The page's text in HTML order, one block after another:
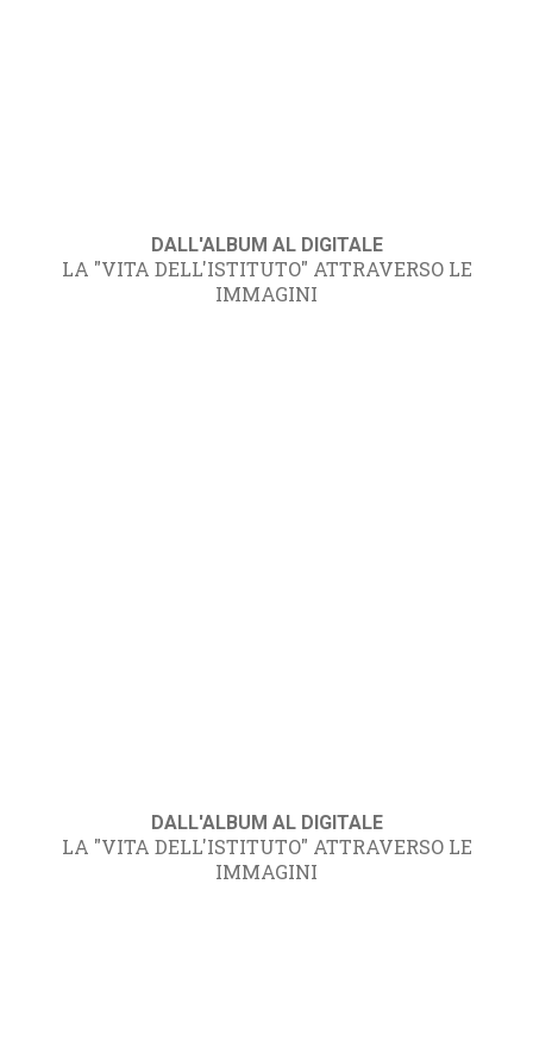
DALL'ALBUM AL DIGITALE
LA "VITA DELL'ISTITUTO" ATTRAVERSO LE
IMMAGINI
DALL'ALBUM AL DIGITALE
LA "VITA DELL'ISTITUTO" ATTRAVERSO LE
IMMAGINI